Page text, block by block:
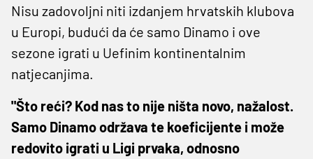
Nisu zadovoljni niti izdanjem hrvatskih klubova
u Europi, budući da će samo Dinamo i ove
sezone igrati u Uefinim kontinentalnim
natjecanjima.
"Što reći? Kod nas to nije ništa novo, nažalost.
Samo Dinamo održava te koeficijente i može
redovito igrati u Ligi prvaka, odnosno